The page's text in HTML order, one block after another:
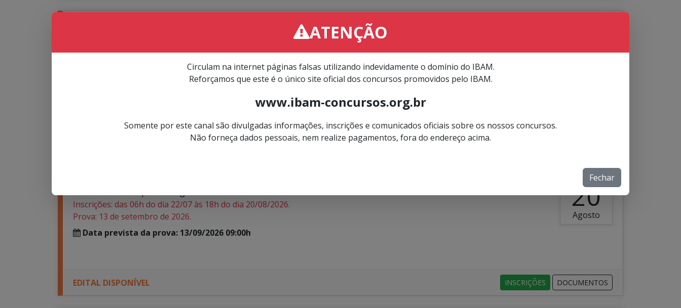
ATENÇÃO
Circulam na internet páginas falsas utilizando indevidamente o domínio do IBAM.
Reforçamos que este é o único site oficial dos concursos promovidos pelo IBAM.
www.ibam-concursos.org.br
Somente por este canal são divulgadas informações, inscrições e comunicados oficiais sobre os nossos concursos.
Não forneça dados pessoais, nem realize pagamentos, fora do endereço acima.
Fechar
CONCURSO PÚBLICO para vagas permanentes do quadro de pessoal da Câmara Municipal de Blumenau/SC
Inscrições: da 6h do dia 27 de julho às 18h do dia 25 de agosto de 2026.
Provas: 27 de setembro de 2026, às 09h para o cargo de Procurador e às 14h para o cargo de Controlador Interno.
Data prevista da prova: Verifique em INSCRIÇÕES a data da prova do seu cargo
25
Inscrições: das 06h do dia 22/07 às 18h do dia 20/08/2026.
Prova: 13 de setembro de 2026.
Data prevista da prova: 13/09/2026 09:00h
INSCRIÇÕES ATÉ
20
Agosto
EDITAL DISPONÍVEL INSCRIÇÕES DOCUMENTOS